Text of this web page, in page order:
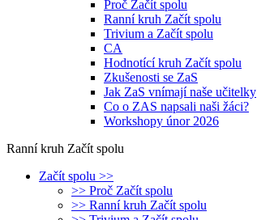
Proč Začít spolu
Ranní kruh Začít spolu
Trivium a Začít spolu
CA
Hodnotící kruh Začít spolu
Zkušenosti se ZaS
Jak ZaS vnímají naše učitelky
Co o ZAS napsali naši žáci?
Workshopy únor 2026
Ranní kruh Začít spolu
Začít spolu >>
>> Proč Začít spolu
>> Ranní kruh Začít spolu